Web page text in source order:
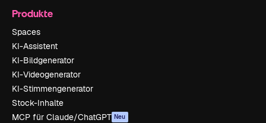
Produkte
Spaces
KI-Assistent
KI-Bildgenerator
KI-Videogenerator
KI-Stimmengenerator
Stock-Inhalte
MCP für Claude/ChatGPT Neu